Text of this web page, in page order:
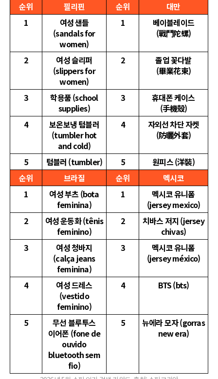
순위 필리핀 순위
대만
1
여성 샌들
(sandals for
women)
1
베이블레이드
(戰鬥陀螺)
2
여성 슬리퍼
(slippers for
women)
2
졸업 꽃다발
(畢業花束)
3
학용품 (school
supplies)
3
휴대폰 케이스
(手機殼)
4
보온보냉 텀블러
(tumbler hot
and cold)
4
자외선 차단 자켓
(防曬外套)
5 텀블러 (tumbler) 5
원피스 (洋裝)
순위
브라질 순위
멕시코
1
여성 부츠 (bota
feminina)
1
멕시코 유니폼
(jersey mexico)
2
여성 운동화 (tênis
feminino)
2
치바스 저지 (jersey
chivas)
3
여성 청바지
(calça jeans
feminina)
3
멕시코 유니폼
(jersey méxico)
4
여성 드레스
(vestido
feminino)
4 BTS (bts)
5
무선 블루투스
이어폰 (fone de
ouvido
bluetooth sem
fio)
5
뉴에라 모자 (gorras
new era)